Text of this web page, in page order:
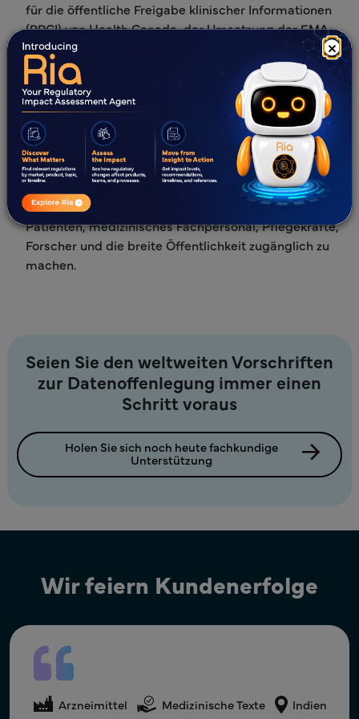
×
für die öffentliche Freigabe klinischer Informationen
(PRCI) von Health Canada, der Umsetzung der EMA-
Politik 0070 und Politik 0043 usw.
Erstellung des vollständigen Begründungsberichts
Unterstützung bei der Erstellung des
Anonymisierungsberichts
Unterstützung bei der Erstellung, Überprüfung und
Aufbereitung von Zusammenfassungen von
Studienergebnissen in leicht verständlicher Sprache,
um die klinischen Ergebnisse von Studien für
Patienten, medizinisches Fachpersonal, Pflegekräfte,
Forscher und die breite Öffentlichkeit zugänglich zu
machen.
Seien Sie den weltweiten Vorschriften
zur Datenoffenlegung immer einen
Schritt voraus
Holen Sie sich noch heute fachkundige
Unterstützung
Wir feiern Kundenerfolge
Arzneimittel Medizinische Texte
USA
Arzneimittel Medizinische Texte
Indien
Arzneimittel Medizinische Texte
Indien